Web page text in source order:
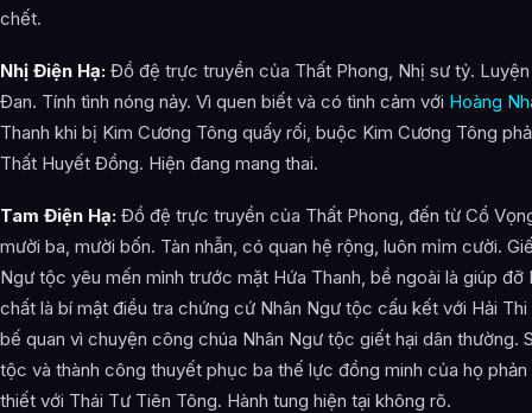
chết.
Nhị Điện Hạ: Đồ đệ trực truyền của Thất Phong, Nhị sư tỷ.
Đan. Tính tình nóng nảy. Vì quen biết và có tình cảm với Hoàng
Thanh khi bị Kim Cương Tông quấy rối, buộc Kim Cương Tông
Thất Huyết Đồng. Hiện đang mang thai.
Tam Điện Hạ: Đồ đệ trực truyền của Thất Phong, đến từ Cổ
mười ba, mười bốn. Tàn nhẫn, có quan hệ rộng, luôn mỉm cười.
Ngư tộc yêu mến mình trước mặt Hứa Thanh, bề ngoài là giúp đỡ
chất là bí mật điều tra chứng cứ Nhân Ngư tộc cấu kết với Hải
bế quan vì chuyện công chúa Nhân Ngư tộc giết hại dân thường.
tộc và thành công thuyết phục ba thế lực đồng minh của họ
thiết với Thái Tư Tiên Tông. Hành tung hiện tại không rõ.